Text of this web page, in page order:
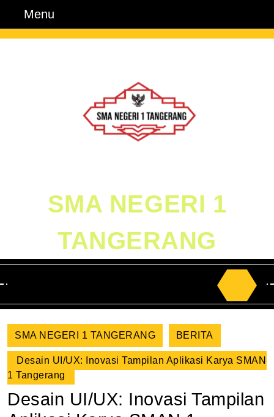
Menu
SMA NEGERI 1
TANGERANG
for:
SMA NEGERI 1 TANGERANG BERITA
Desain UI/UX: Inovasi Tampilan Aplikasi Karya SMAN
1 Tangerang
Desain UI/UX: Inovasi Tampilan